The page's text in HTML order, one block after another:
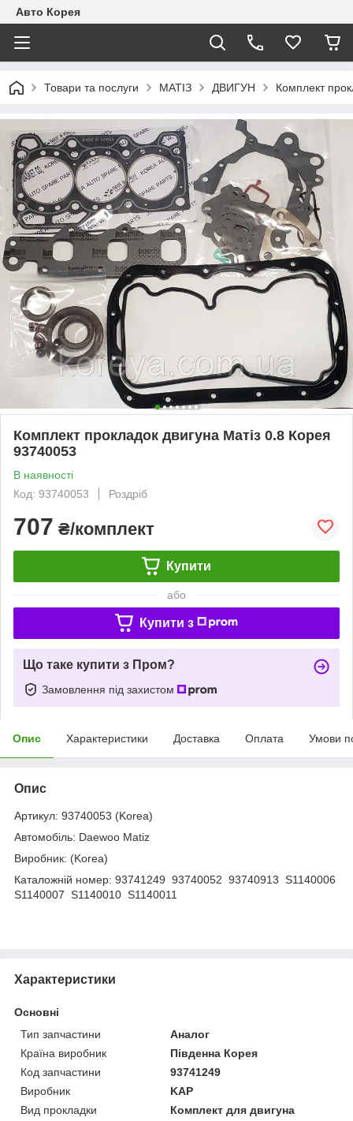
Авто Корея
Товари та послуги МАТІЗ ДВИГУН Комплект
Комплект прокладок двигуна Матіз 0.8 Корея
93740053
В наявності
Код: 93740053
Роздріб
707 ₴/комплект
Купити
або
Купити з
Що таке купити з Пром?
Замовлення під захистом
Опис Характеристики Доставка Оплата Умови
Опис
Артикул: 93740053 (Korea)
Автомобіль: Daewoo Matiz
Виробник: (Korea)
Каталожній номер: 93741249 93740052 93740913 S1140006
S1140007 S1140010 S1140011
Характеристики
Основні
Тип запчастини
Аналог
Країна виробник
Південна Корея
Код запчастини
93741249
Виробник
KAP
Вид прокладки
Комплект для двигуна